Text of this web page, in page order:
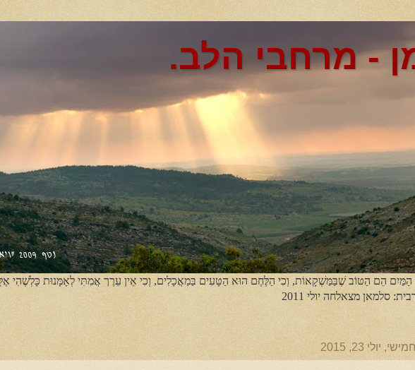
- מרחבי הלב.
הַמַּיִם הֵם הַטּוֹב שֶׁבַּמַּשְׁקָאוֹת, וְכִי הַלֶּחֶם הוּא הַטָּעִים בַּמַאֲכָלִים, וְכִי אֵין עֵרֶך אֲמִתִּי לְאָמָּנוּת כָּלְשֶׁהִי
מצאלחה יולי 2011
יולי 23, 2015